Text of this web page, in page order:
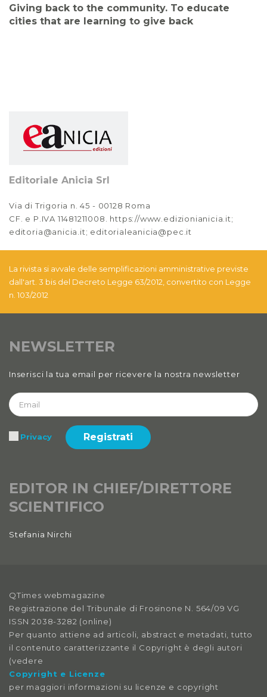
Giving back to the community. To educate
cities that are learning to give back
Editoriale Anicia Srl
Via di Trigoria n. 45 - 00128 Roma
CF. e P.IVA 11481211008. https://www.edizionianicia.it;
editoria@anicia.it; editorialeanicia@pec.it
La rivista si avvale delle semplificazioni amministrative previste
dall'art. 3 bis del Decreto Legge 63/2012, convertito con Legge
n. 103/2012
NEWSLETTER
Inserisci la tua email per ricevere la nostra newsletter
Privacy Registrati
EDITOR IN CHIEF/DIRETTORE
SCIENTIFICO
Stefania Nirchi
QTimes webmagazine
Registrazione del Tribunale di Frosinone N. 564/09 VG
ISSN 2038-3282 (online)
Per quanto attiene ad articoli, abstract e metadati, tutto
il contenuto caratterizzante il Copyright è degli autori
(vedere
Copyright e Licenze
per maggiori informazioni su licenze e copyright